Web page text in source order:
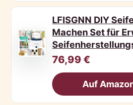
LFISGNN DIY
Machen Set für
76,99 €
Auf